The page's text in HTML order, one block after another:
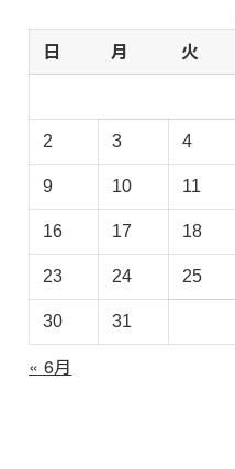
過
去
ロ
の
ア
ー
カ
イ
ブ
日 月 火
2 3 4
9 10 11
16 17 18
23 24 25
30 31
« 6月